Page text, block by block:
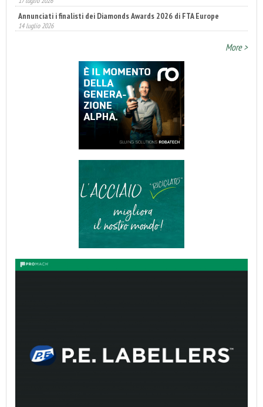
Annunciati i finalisti dei Diamonds Awards 2026 di FTA Europe
14 luglio 2026
More >